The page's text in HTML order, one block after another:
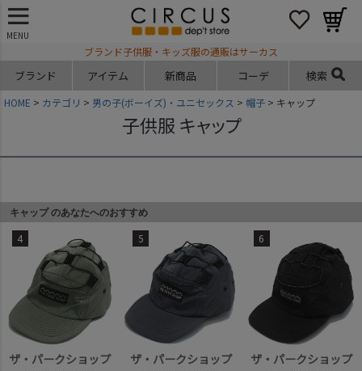
MENU
ブランド子供服・キッズ服の通販はサーカス
ブランド アイテム 新商品 コーデ 検索
HOME カテゴリ 男の子(ボーイズ)・ユニセックス 帽子 キャップ
子供服 キャップ
キャップ のあなたへのおすすめ
4
ザ・パークショップ
5
ザ・パークショップ
6
ザ・パークショップ